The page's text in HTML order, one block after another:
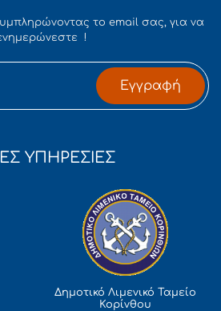
το email σας, για να
!
Εγγραφή
ΥΠΗΡΕΣΙΕΣ
Δημοτικό Λιμενικό Ταμείο
Κορίνθου